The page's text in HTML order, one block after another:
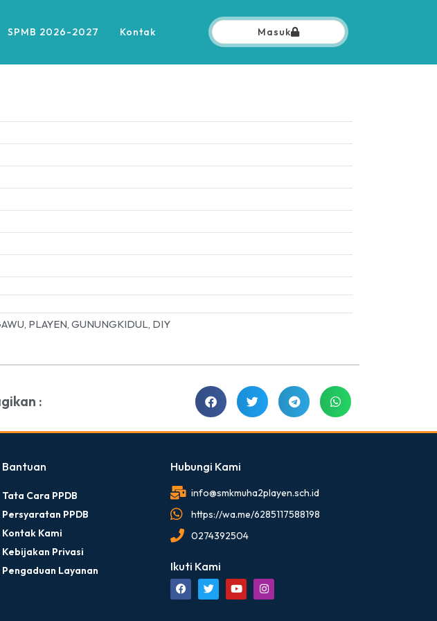
SPMB 2026-2027 Kontak Masuk
PLAYEN, GUNUNGKIDUL, DIY
:
Bantuan
Tata Cara PPDB
Persyaratan PPDB
Kontak Kami
Kebijakan Privasi
Pengaduan Layanan
Hubungi Kami
info@smkmuha2playen.sch.id
https://wa.me/6285117588198
0274392504
Ikuti Kami